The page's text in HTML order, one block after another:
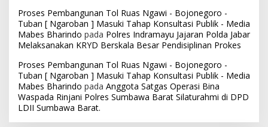
Proses Pembangunan Tol Ruas Ngawi - Bojonegoro -
Tuban [ Ngaroban ] Masuki Tahap Konsultasi Publik - Media
Mabes Bharindo pada Polres Indramayu Jajaran Polda Jabar
Melaksanakan KRYD Berskala Besar Pendisiplinan Prokes
Proses Pembangunan Tol Ruas Ngawi - Bojonegoro -
Tuban [ Ngaroban ] Masuki Tahap Konsultasi Publik - Media
Mabes Bharindo pada Anggota Satgas Operasi Bina
Waspada Rinjani Polres Sumbawa Barat Silaturahmi di DPD
LDII Sumbawa Barat.